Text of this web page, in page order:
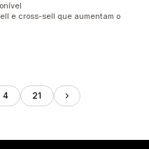
e cross-sell que aumentam o
4 21